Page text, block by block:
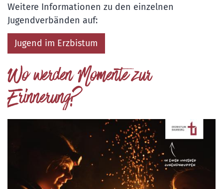
Weitere Informationen zu den einzelnen
Jugendverbänden auf:
Jugend im Erzbistum
Wo werden Momente zur
Erinnerung?